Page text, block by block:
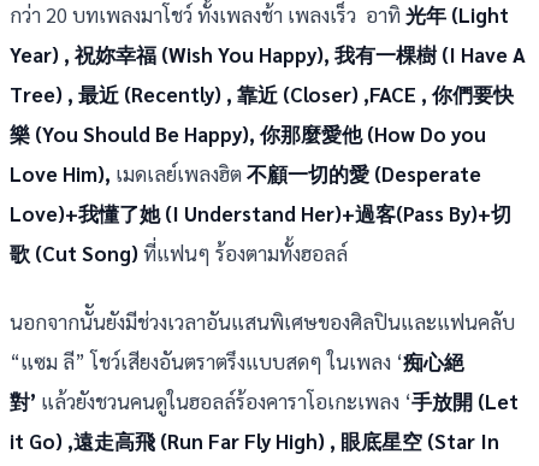
กว่า 20 บทเพลงมาโชว์ ทั้งเพลงช้า เพลงเร็ว อาทิ 光年 (Light
Year) , 祝妳幸福 (Wish You Happy), 我有一棵樹 (I Have A
Tree) , 最近 (Recently) , 靠近 (Closer) ,FACE , 你們要快
樂 (You Should Be Happy), 你那麼愛他 (How Do you
Love Him), เมดเลย์เพลงฮิต 不顧一切的愛 (Desperate
Love)+我懂了她 (I Understand Her)+過客(Pass By)+切
歌 (Cut Song) ที่แฟนๆ ร้องตามทั้งฮอลล์
นอกจากนัันยังมีช่วงเวลาอันแสนพิเศษของศิลปินและแฟนคลับ
“แซม ลี” โชว์เสียงอันตราตรึงแบบสดๆ ในเพลง ‘痴心絕
對’ แล้วยังชวนคนดูในฮอลล์ร้องคาราโอเกะเพลง ‘手放開 (Let
it Go) ,遠走高飛 (Run Far Fly High) , 眼底星空 (Star In